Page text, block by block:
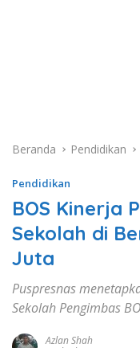
Beranda Pendidikan
Pendidikan
BOS Kinerja
Sekolah di
Juta
Puspresnas
Sekolah Pengimbas
Azlan Shah